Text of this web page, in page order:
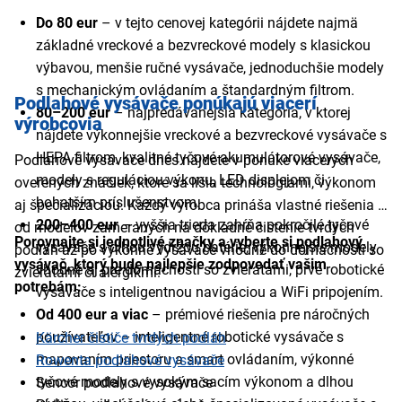
Do 80 eur – v tejto cenovej kategórii nájdete najmä
základné vreckové a bezvreckové modely s klasickou
výbavou, menšie ručné vysávače, jednoduchšie modely
s mechanickým ovládaním a štandardným filtrom.
80–200 eur– najpredávanejšia kategória, v ktorej
nájdete výkonnejšie vreckové a bezvreckové vysávače s
HEPA filtrom, kvalitné tyčové akumulátorové vysávače,
modely s reguláciou výkonu, LED displejom či
bohatším príslušenstvom.
200–400 eur– vyššia trieda zahŕňa pokročilé tyčové
vysávače s dlhou výdržou batérie, výkonnejšie modely
vhodné aj pre domácnosti so zvieratami, prvé robotické
vysávače s inteligentnou navigáciou a WiFi pripojením.
Od 400 eur a viac – prémiové riešenia pre náročných
používateľov – inteligentné robotické vysávače s
mapovaním priestoru a smart ovládaním, výkonné
tyčové modely s vysokým sacím výkonom a dlhou
Podlahové vysávače ponúkajú viacerí
výrobcovia
Podlahové vysávače dnes nájdete v ponuke viacerých
overených značiek, ktoré sa líšia technológiami, výkonom
aj špecializáciou. Každý výrobca prináša vlastné riešenia –
od modelov zameraných na dôkladné čistenie tvrdých
podláh až po výkonné vysávače vhodné do domácností so
zvieratami či alergikmi.
Porovnajte si jednotlivé značky a vyberte si podlahový
vysávač, ktorý bude najlepšie zodpovedať vašim
potrebám:
Kärcher čističe tvrdých podláh
Rowenta podlahové vysávače
Sencor podlahové vysávače